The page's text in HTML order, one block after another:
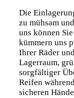
Die
zu mühsam
uns können
kümmern uns
Ihrer Räder
Lagerraum,
sorgfältiger
Reifen
sicheren